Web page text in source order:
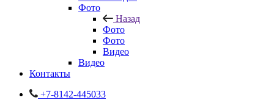
Фото
Назад
Фото
Фото
Видео
Видео
Контакты
+7-8142-445033